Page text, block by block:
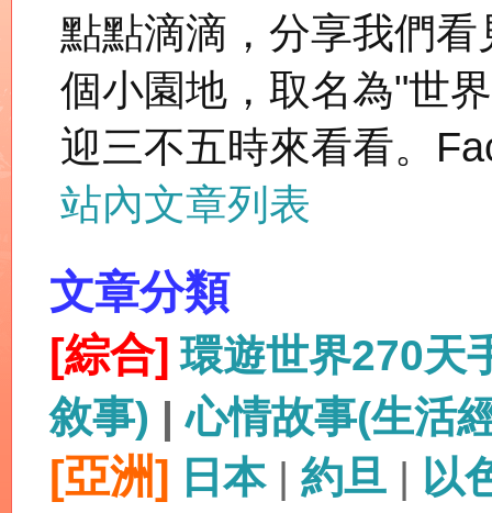
點點滴滴，分享我們
個小園地，取名為"世
迎三不五時來看看。
站內文章列表
文章分類
[綜合] 環遊世界270天
敘事) |心情故事(生活
[亞洲] 日本| 約旦 | 以